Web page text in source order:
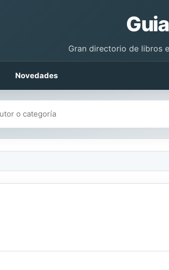
Gran directorio de libros
Novedades